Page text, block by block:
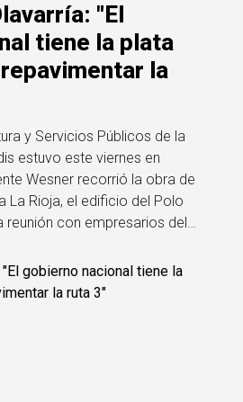
"El
tiene la plata
la
y Servicios Públicos de la
estuvo este viernes en
Wesner recorrió la obra de
La Rioja, el edificio del Polo
reunión con empresarios del